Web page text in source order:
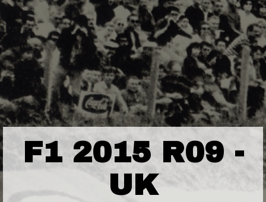
F1 2015 R09 -
UK